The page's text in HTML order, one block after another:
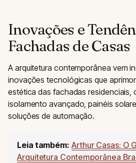
Inovações e
Fachadas de Casas
A arquitetura contemporânea vem
inovações tecnológicas que
estética das fachadas residenciais,
isolamento avançado, painéis
soluções de automação.
Leia também: Arthur Casas: O
Arquitetura Contemporânea